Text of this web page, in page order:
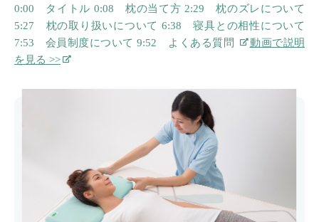
0:00 タイトル 0:08 枕の当て方 2:29 枕のズレについて
5:27 枕の取り扱いについて 6:38 寝具との相性について
7:53 会員制度について 9:52 よくある質問
動画で説明
を見る >>